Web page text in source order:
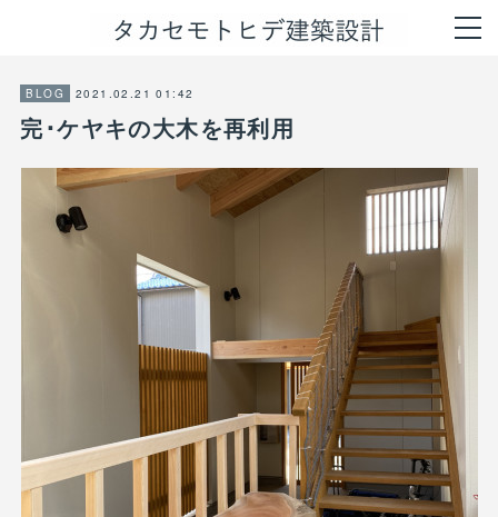
BLOG 2021.02.21 01:42
完･ケヤキの大木を再利用